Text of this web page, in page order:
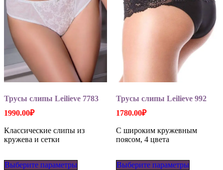
Трусы слипы Leilieve 7783
1990.00₽
Классические слипы из
кружева и сетки
Выберите параметры
Трусы слипы Leilieve 992
1780.00₽
С широким кружевным
поясом, 4 цвета
Выберите параметры